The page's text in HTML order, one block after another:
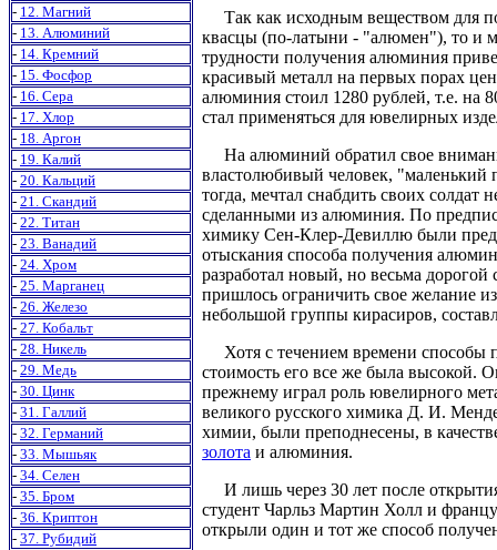
- 12. Магний
- 13. Алюминий
- 14. Кремний
- 15. Фосфор
- 16. Сера
- 17. Хлор
- 18. Аргон
- 19. Калий
- 20. Кальций
- 21. Скандий
- 22. Титан
- 23. Ванадий
- 24. Хром
- 25. Марганец
- 26. Железо
- 27. Кобальт
- 28. Никель
- 29. Медь
- 30. Цинк
- 31. Галлий
- 32. Германий
- 33. Мышьяк
- 34. Селен
- 35. Бром
- 36. Криптон
- 37. Рубидий
Так как исходным веществом для
квасцы (по-латыни - "алюмен"), то и
трудности получения алюминия
красивый металл на первых порах
алюминия стоил 1280 рублей, т.е. на
стал применяться для ювелирных
На алюминий обратил свое
властолюбивый человек, "маленький
тогда, мечтал снабдить своих
сделанными из алюминия. По
химику Сен-Клер-Девиллю были
отыскания способа получения
разработал новый, но весьма
пришлось ограничить свое желание
небольшой группы кирасиров,
Хотя с течением времени способы
стоимость его все же была высокой.
прежнему играл роль ювелирного
великого русского химика Д. И.
химии, были преподнесены, в
золота и алюминия.
И лишь через 30 лет после
студент Чарльз Мартин Холл и
открыли один и тот же способ